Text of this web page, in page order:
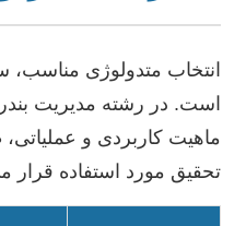
انتخاب متدولوژی
است. در رشته مدیریت بندر
ماهیت کاربردی و
تحقیق مورد استفاده قرار